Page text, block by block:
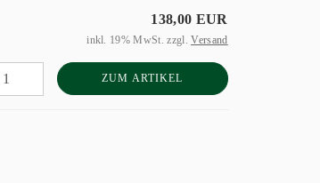
138,00 EUR
inkl. 19% MwSt. zzgl.Versand
ZUM ARTIKEL